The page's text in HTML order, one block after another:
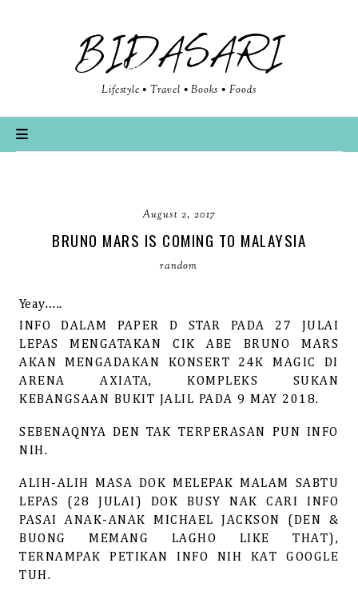
BIDASARI
Lifestyle • Travel • Books • Foods
August 2, 2017
BRUNO MARS IS COMING TO MALAYSIA
random
Yeay…..
INFO DALAM PAPER D STAR PADA 27 JULAI
LEPAS MENGATAKAN CIK ABE BRUNO MARS
AKAN MENGADAKAN KONSERT 24K MAGIC DI
ARENA AXIATA, KOMPLEKS SUKAN
KEBANGSAAN BUKIT JALIL PADA 9 MAY 2018.
SEBENAQNYA DEN TAK TERPERASAN PUN INFO
NIH.
ALIH-ALIH MASA DOK MELEPAK MALAM SABTU
LEPAS (28 JULAI) DOK BUSY NAK CARI INFO
PASAI ANAK-ANAK MICHAEL JACKSON (DEN &
BUONG MEMANG LAGHO LIKE THAT),
TERNAMPAK PETIKAN INFO NIH KAT GOOGLE
TUH.